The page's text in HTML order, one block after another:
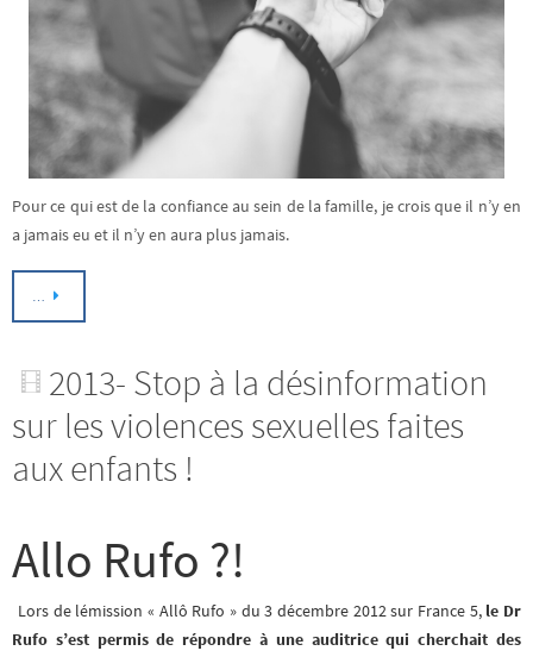
Pour ce qui est de la confiance au sein de la famille, je crois que il n’y en
a jamais eu et il n’y en aura plus jamais.
…
2013- Stop à la désinformation
sur les violences sexuelles faites
aux enfants !
Allo Rufo ?!
Lors de lémission « Allô Rufo » du 3 décembre 2012 sur France 5, le Dr
Rufo s’est permis de répondre à une auditrice qui cherchait des